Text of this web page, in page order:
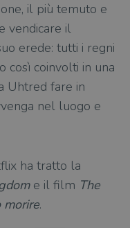
il più temuto e
vendicare il
erede: tutti i regni
così coinvolti in una
Uhtred fare in
nel luogo e
ha tratto la
e il film The
morire.